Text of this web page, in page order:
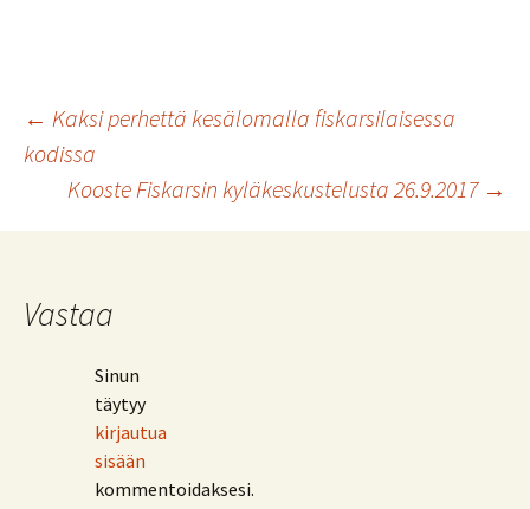
Artikkelien
selaus
← Kaksi perhettä kesälomalla fiskarsilaisessa
kodissa
Kooste Fiskarsin kyläkeskustelusta 26.9.2017 →
Vastaa
Sinun
täytyy
kirjautua
sisään
kommentoidaksesi.